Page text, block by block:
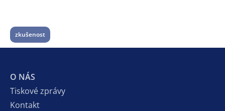
zkušenost
O NÁS
Tiskové zprávy
Kontakt